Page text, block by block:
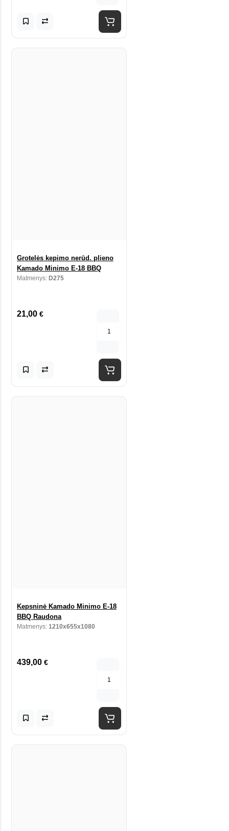
Grotelės kepimo nerūd. plieno
Kamado Minimo E-18 BBQ
Matmenys: D275
21,00 €
Kepsninė Kamado Minimo E-18
BBQ Raudona
Matmenys: 1210x655x1080
439,00 €